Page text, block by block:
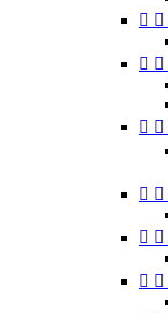
 
 
 
 
 
 